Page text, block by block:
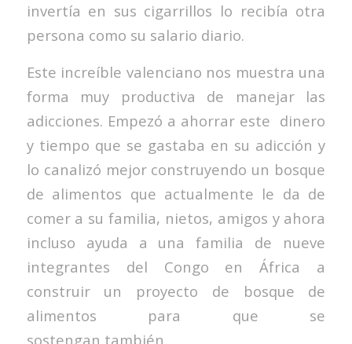
invertía en sus cigarrillos lo recibía otra
persona como su salario diario.
Este increíble valenciano nos muestra una
forma muy productiva de manejar las
adicciones. Empezó a ahorrar este dinero
y tiempo que se gastaba en su adicción y
lo canalizó mejor construyendo un bosque
de alimentos que actualmente le da de
comer a su familia, nietos, amigos y ahora
incluso ayuda a una familia de nueve
integrantes del Congo en África a
construir un proyecto de bosque de
alimentos para que se
sostengan también.